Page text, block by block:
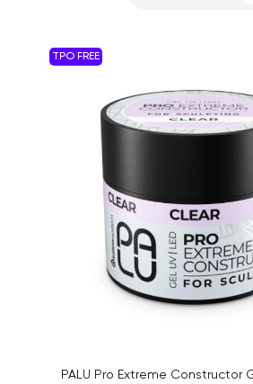
TPO FREE
PALU Pro Extreme Constructor